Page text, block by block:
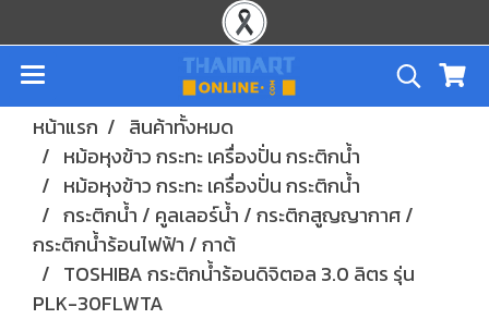
หน้าแรก
สินค้าทั้งหมด
หม้อหุงข้าว กระทะ เครื่องปั่น กระติกน้ำ
หม้อหุงข้าว กระทะ เครื่องปั่น กระติกน้ำ
กระติกน้ำ / คูลเลอร์น้ำ / กระติกสูญญากาศ /
กระติกน้ำร้อนไฟฟ้า / กาต้
TOSHIBA กระติกน้ำร้อนดิจิตอล 3.0 ลิตร รุ่น
PLK-30FLWTA